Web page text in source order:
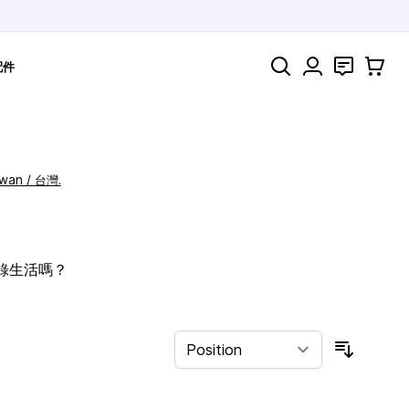
件 Search 聯絡 購物車
/ 台灣.
生活嗎？